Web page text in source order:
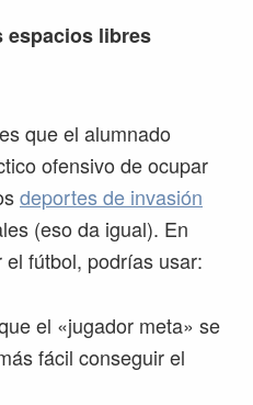
espacios libres
que el alumnado
ofensivo de ocupar
deportes de invasión
(eso da igual). En
fútbol, podrías usar:
el «jugador meta» se
fácil conseguir el